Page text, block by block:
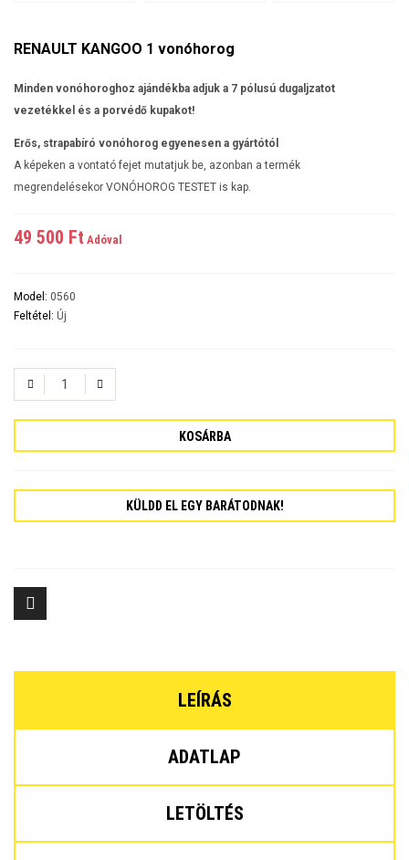
RENAULT KANGOO 1 vonóhorog
Minden vonóhoroghoz ajándékba adjuk a 7 pólusú dugaljzatot
vezetékkel és a porvédő kupakot!
Erős, strapabíró vonóhorog egyenesen a gyártótól
A képeken a vontató fejet mutatjuk be, azonban a termék
megrendelésekor VONÓHOROG TESTET is kap.
49 500 Ft‎ Adóval
Model: 0560
Feltétel: Új
KOSÁRBA
KÜLDD EL EGY BARÁTODNAK!
LEÍRÁS
ADATLAP
LETÖLTÉS